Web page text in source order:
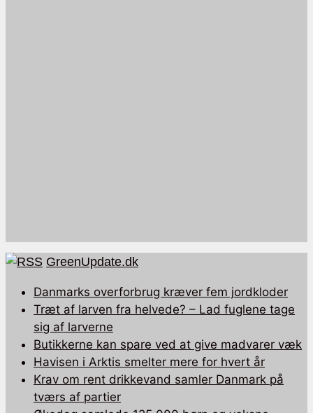
GreenUpdate.dk
Danmarks overforbrug kræver fem jordkloder
Træt af larven fra helvede? – Lad fuglene tage
sig af larverne
Butikkerne kan spare ved at give madvarer væk
Havisen i Arktis smelter mere for hvert år
Krav om rent drikkevand samler Danmark på
tværs af partier